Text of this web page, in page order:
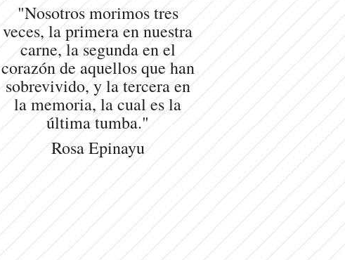
"Nosotros morimos tres
veces, la primera en nuestra
carne, la segunda en el
corazón de aquellos que han
sobrevivido, y la tercera en
la memoria, la cual es la
última tumba."
Rosa Epinayu